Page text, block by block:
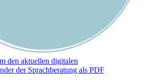
den aktuellen digitalen
der Sprachberatung als PDF